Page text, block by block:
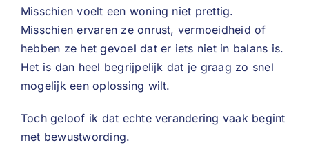
Misschien voelt een woning niet prettig.
Misschien ervaren ze onrust, vermoeidheid of
hebben ze het gevoel dat er iets niet in balans is.
Het is dan heel begrijpelijk dat je graag zo snel
mogelijk een oplossing wilt.
Toch geloof ik dat echte verandering vaak begint
met bewustwording.